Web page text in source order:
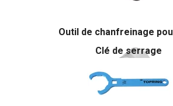
Outil de chanfreinage
Clé de serrage